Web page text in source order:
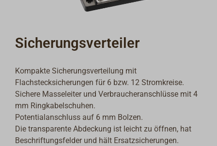
Sicherungsverteiler
Kompakte Sicherungsverteilung mit
Flachstecksicherungen für 6 bzw. 12 Stromkreise.
Sichere Masseleiter und Verbraucheranschlüsse mit 4
mm Ringkabelschuhen.
Potentialanschluss auf 6 mm Bolzen.
Die transparente Abdeckung ist leicht zu öffnen, hat
Beschriftungsfelder und hält Ersatzsicherungen.